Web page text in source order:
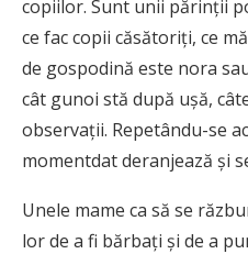
copiilor. Sunt unii părinţii
ce fac copii căsătoriţi, ce
de gospodină este nora
cât gunoi stă după uşă,
observaţii. Repetându-se
momentdat deranjează şi
Unele mame ca să se
lor de a fi bărbaţi şi de a